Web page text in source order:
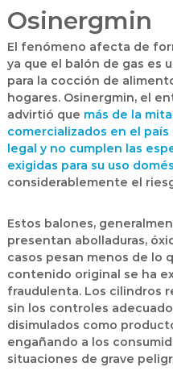
Osinergmin
El fenómeno afecta de
ya que el balón de gas es
para la cocción de
hogares. Osinergmin, el
advirtió que más de la
comercializados en el
legal y no cumplen las
exigidas para su uso
considerablemente el
Estos balones,
presentan abolladuras,
casos pesan menos de lo
contenido original se ha
fraudulenta. Los cilindros
sin los controles
disimulados como
engañando a los
situaciones de grave